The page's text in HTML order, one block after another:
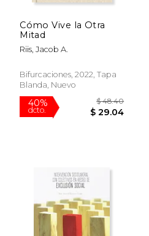
$ 17.95
Cómo Vive la Otra
Mitad
Riis, Jacob A.
Bifurcaciones, 2022, Tapa
Blanda, Nuevo